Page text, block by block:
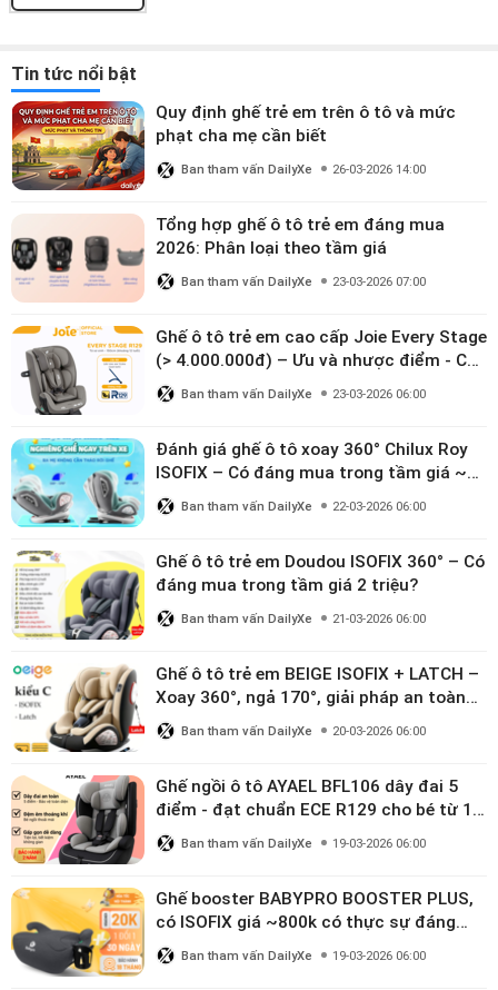
Tin tức nổi bật
Quy định ghế trẻ em trên ô tô và mức
phạt cha mẹ cần biết
Ban tham vấn DailyXe 26-03-2026 14:00
Tổng hợp ghế ô tô trẻ em đáng mua
2026: Phân loại theo tầm giá
Ban tham vấn DailyXe 23-03-2026 07:00
Ghế ô tô trẻ em cao cấp Joie Every Stage
(> 4.000.000đ) – Ưu và nhược điểm - Có
đáng đầu tư cho bé từ 0–12 tuổi?
Ban tham vấn DailyXe 23-03-2026 06:00
Đánh giá ghế ô tô xoay 360° Chilux Roy
ISOFIX – Có đáng mua trong tầm giá ~3
triệu
Ban tham vấn DailyXe 22-03-2026 06:00
Ghế ô tô trẻ em Doudou ISOFIX 360° – Có
đáng mua trong tầm giá 2 triệu?
Ban tham vấn DailyXe 21-03-2026 06:00
Ghế ô tô trẻ em BEIGE ISOFIX + LATCH –
Xoay 360°, ngả 170°, giải pháp an toàn
linh hoạt cho bé 0–10 tuổi
Ban tham vấn DailyXe 20-03-2026 06:00
Ghế ngồi ô tô AYAEL BFL106 dây đai 5
điểm - đạt chuẩn ECE R129 cho bé từ 1–
10 tuổi
Ban tham vấn DailyXe 19-03-2026 06:00
Ghế booster BABYPRO BOOSTER PLUS,
có ISOFIX giá ~800k có thực sự đáng
mua?
Ban tham vấn DailyXe 19-03-2026 06:00